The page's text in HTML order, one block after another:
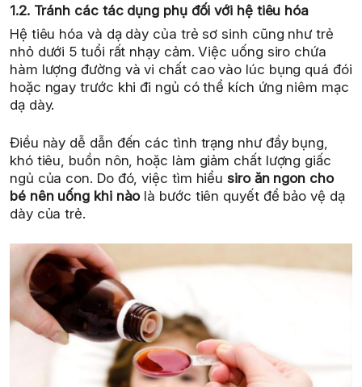
1.2. Tránh các tác dụng phụ đối với hệ tiêu hóa
Hệ tiêu hóa và dạ dày của trẻ sơ sinh cũng như trẻ
nhỏ dưới 5 tuổi rất nhạy cảm. Việc uống siro chứa
hàm lượng đường và vi chất cao vào lúc bụng quá đói
hoặc ngay trước khi đi ngủ có thể kích ứng niêm mạc
dạ dày.
Điều này dễ dẫn đến các tình trạng như đầy bụng,
khó tiêu, buồn nôn, hoặc làm giảm chất lượng giấc
ngủ của con. Do đó, việc tìm hiểusiro ăn ngon cho
bé nên uống khi nàolà bước tiên quyết để bảo vệ dạ
dày của trẻ.